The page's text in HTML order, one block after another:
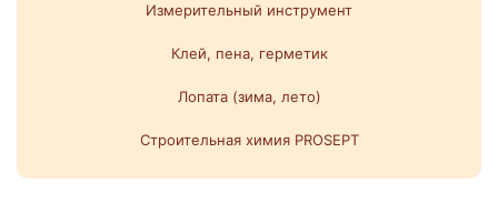
Измерительный инструмент
Клей, пена, герметик
Лопата (зима, лето)
Строительная химия PROSEPT